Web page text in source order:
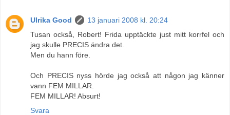
Ulrika Good
13 januari 2008 kl. 20:24
Tusan också, Robert! Frida upptäckte just mitt korrfel och
jag skulle PRECIS ändra det.
Men du hann före.
Och PRECIS nyss hörde jag också att någon jag känner
vann FEM MILLAR.
FEM MILLAR! Absurt!
Svara